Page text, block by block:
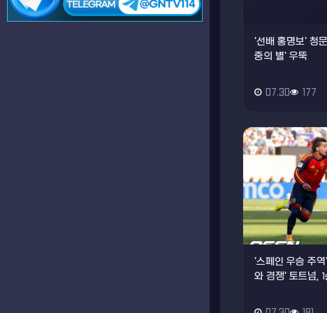
'선배 홍명보' 청
중의 별' 우뚝
07.30 177
'스페인 우승 주
와 경쟁' 토트넘,